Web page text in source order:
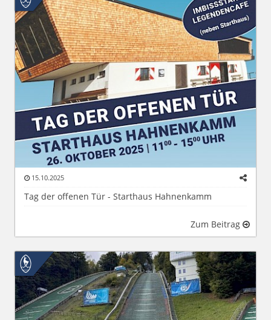
15.10.2025
Tag der offenen Tür - Starthaus Hahnenkamm
Zum Beitrag